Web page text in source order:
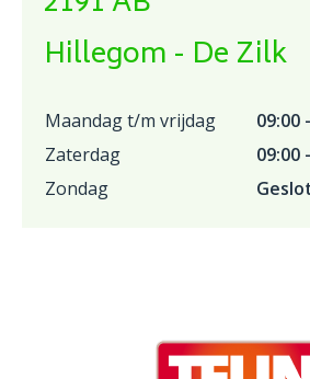
Hillegom - De Zilk
Maandag t/m vrijdag
09:00
Zaterdag
09:00
Zondag